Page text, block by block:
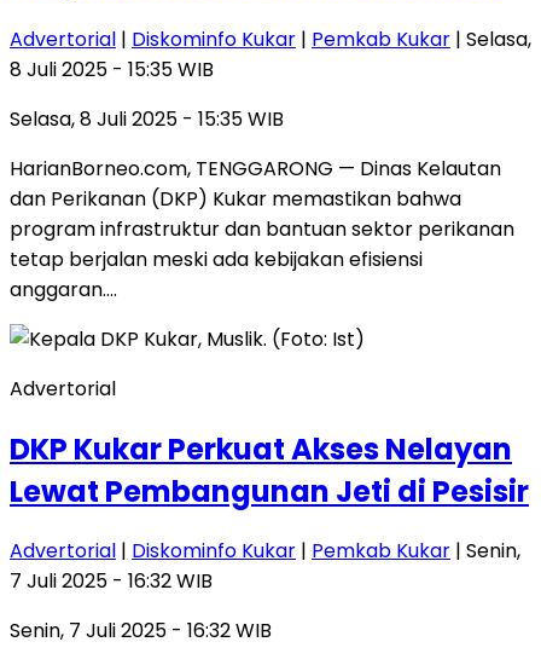
Advertorial | Diskominfo Kukar | Pemkab Kukar | Selasa,
8 Juli 2025 - 15:35 WIB
Selasa, 8 Juli 2025 - 15:35 WIB
HarianBorneo.com, TENGGARONG — Dinas Kelautan
dan Perikanan (DKP) Kukar memastikan bahwa
program infrastruktur dan bantuan sektor perikanan
tetap berjalan meski ada kebijakan efisiensi
anggaran….
Advertorial
DKP Kukar Perkuat Akses Nelayan
Lewat Pembangunan Jeti di Pesisir
Advertorial | Diskominfo Kukar | Pemkab Kukar | Senin,
7 Juli 2025 - 16:32 WIB
Senin, 7 Juli 2025 - 16:32 WIB